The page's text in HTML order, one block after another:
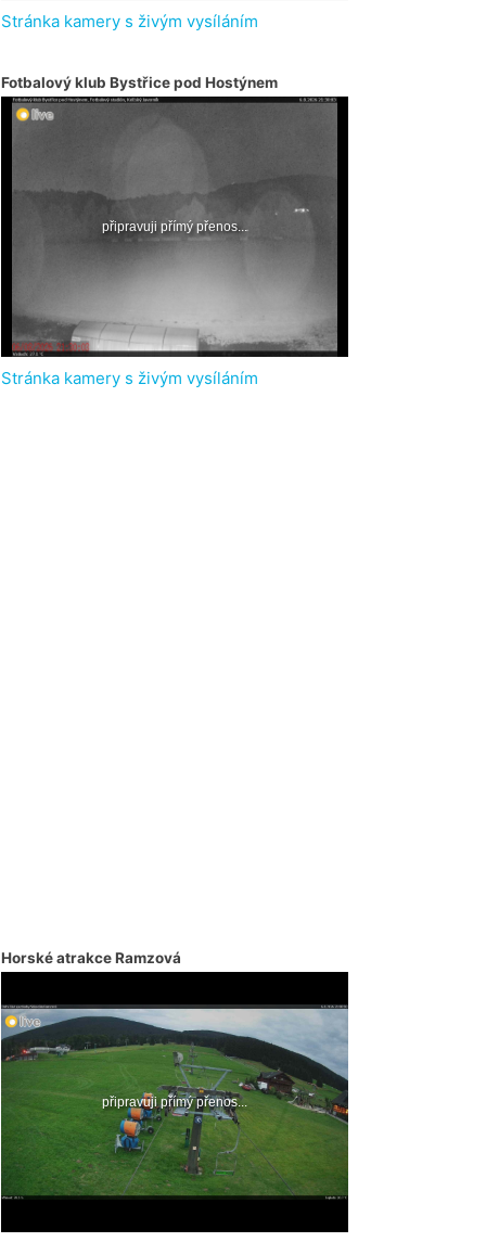
Stránka kamery s živým vysíláním
Fotbalový klub Bystřice pod Hostýnem
Stránka kamery s živým vysíláním
Horské atrakce Ramzová